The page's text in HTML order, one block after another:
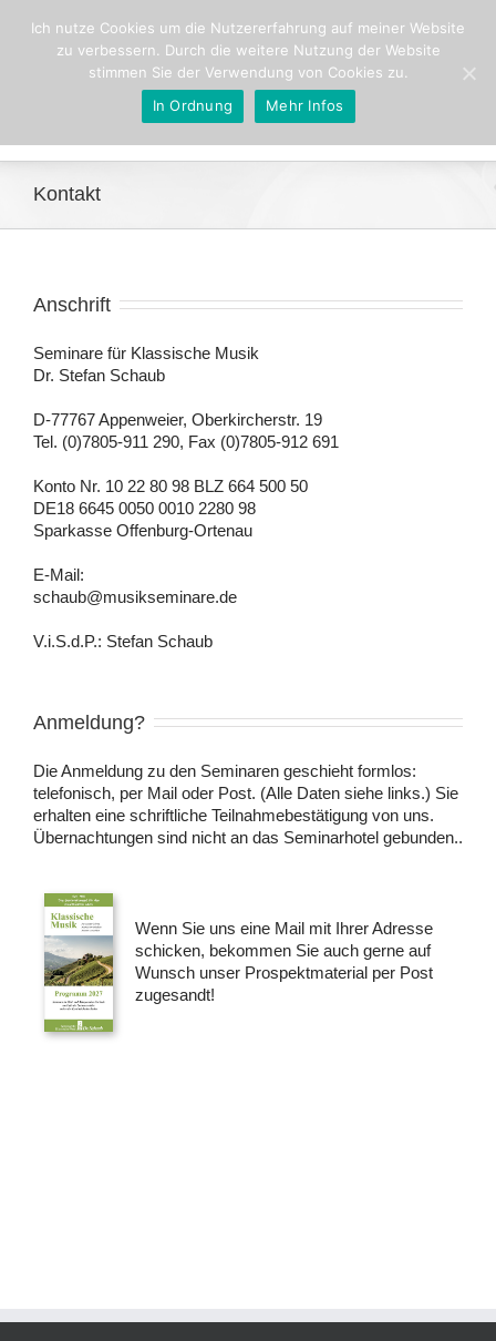
Kontakt
Anschrift
Seminare für Klassische Musik
Dr. Stefan Schaub
D-77767 Appenweier, Oberkircherstr. 19
Tel. (0)7805-911 290, Fax (0)7805-912 691
Konto Nr. 10 22 80 98 BLZ 664 500 50
DE18 6645 0050 0010 2280 98
Sparkasse Offenburg-Ortenau
E-Mail:
schaub@musikseminare.de
V.i.S.d.P.: Stefan Schaub
Anmeldung?
Die Anmeldung zu den Seminaren geschieht formlos:
telefonisch, per Mail oder Post. (Alle Daten siehe links.) Sie
erhalten eine schriftliche Teilnahmebestätigung von uns.
Übernachtungen sind nicht an das Seminarhotel gebunden..
Wenn Sie uns eine Mail mit Ihrer Adresse
schicken, bekommen Sie auch gerne auf
Wunsch unser Prospektmaterial per Post
zugesandt!
Ich nutze Cookies um die Nutzererfahrung auf meiner Website
zu verbessern. Durch die weitere Nutzung der Website
stimmen Sie der Verwendung von Cookies zu.
In Ordnung
Mehr Infos